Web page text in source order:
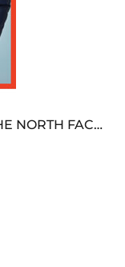
ノースフェイス 偽物 ダウン人気【THE NORTH FACE】M'S 7 SUMMIT HIM...